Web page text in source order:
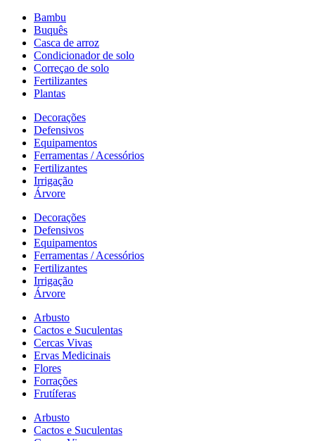
Bambu
Buquês
Casca de arroz
Condicionador de solo
Correçao de solo
Fertilizantes
Plantas
Decorações
Defensivos
Equipamentos
Ferramentas / Acessórios
Fertilizantes
Irrigação
Árvore
Decorações
Defensivos
Equipamentos
Ferramentas / Acessórios
Fertilizantes
Irrigação
Árvore
Arbusto
Cactos e Suculentas
Cercas Vivas
Ervas Medicinais
Flores
Forrações
Frutíferas
Arbusto
Cactos e Suculentas